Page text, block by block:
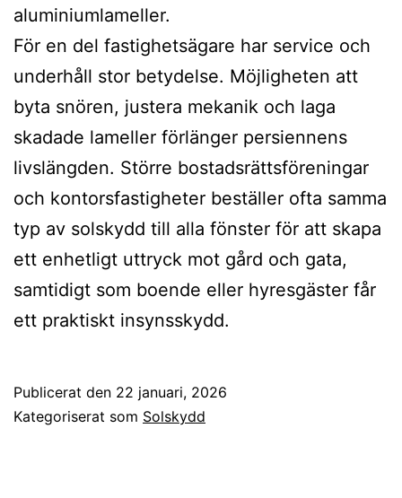
aluminiumlameller.
För en del fastighetsägare har service och
underhåll stor betydelse. Möjligheten att
byta snören, justera mekanik och laga
skadade lameller förlänger persiennens
livslängden. Större bostadsrättsföreningar
och kontorsfastigheter beställer ofta samma
typ av solskydd till alla fönster för att skapa
ett enhetligt uttryck mot gård och gata,
samtidigt som boende eller hyresgäster får
ett praktiskt insynsskydd.
Publicerat den 22 januari, 2026
Kategoriserat som Solskydd